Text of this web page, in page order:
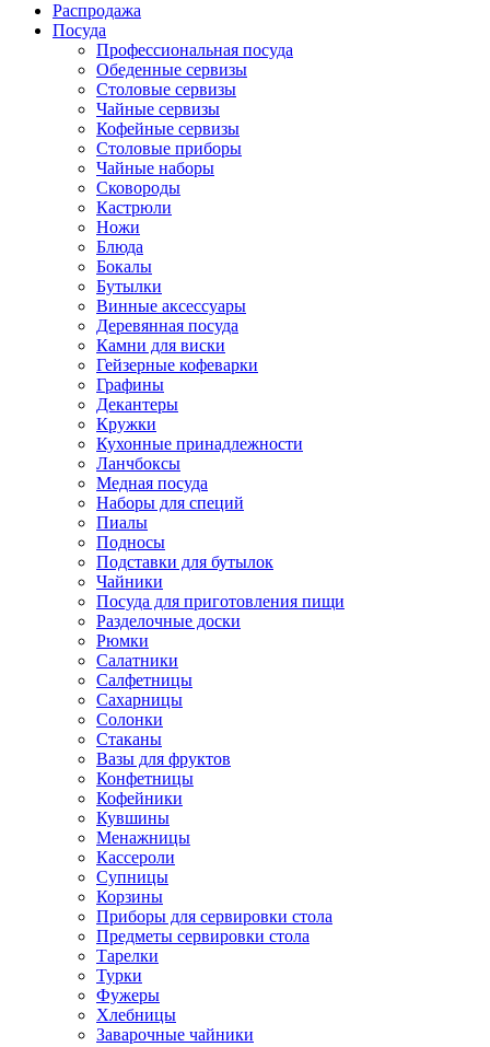
Распродажа
Посуда
Профессиональная посуда
Обеденные сервизы
Столовые сервизы
Чайные сервизы
Кофейные сервизы
Столовые приборы
Чайные наборы
Сковороды
Кастрюли
Ножи
Блюда
Бокалы
Бутылки
Винные аксессуары
Деревянная посуда
Камни для виски
Гейзерные кофеварки
Графины
Декантеры
Кружки
Кухонные принадлежности
Ланчбоксы
Медная посуда
Наборы для специй
Пиалы
Подносы
Подставки для бутылок
Чайники
Посуда для приготовления пищи
Разделочные доски
Рюмки
Салатники
Салфетницы
Сахарницы
Солонки
Стаканы
Вазы для фруктов
Конфетницы
Кофейники
Кувшины
Менажницы
Кассероли
Супницы
Корзины
Приборы для сервировки стола
Предметы сервировки стола
Тарелки
Турки
Фужеры
Хлебницы
Заварочные чайники